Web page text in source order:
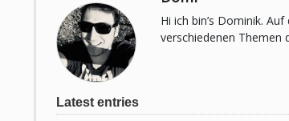
Hi ich bin’s Dominik.
verschiedenen Themen
Latest entries